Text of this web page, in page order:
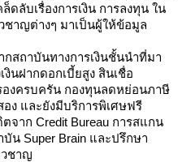
ดลับเรื่องการเงิน การลงทุน ใน
าญต่างๆ มาเป็นผู้ให้ข้อมูล
สถาบันทางการเงินชั้นนำที่มา
นฝากดอกเบี้ยสูง สินเชื่อ
งครบครัน กองทุนลดหย่อนภาษี
ง และยังมีบริการพิเศษฟรี
จาก Credit Bureau การสแกน
น Super Brain และปรึกษา
ชาญ